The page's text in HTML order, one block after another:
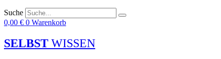
Suche
0,00 € 0 Warenkorb
SELBST WISSEN